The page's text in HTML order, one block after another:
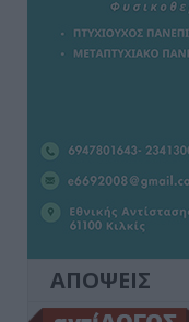
ΑΠΟΨΕΙΣ